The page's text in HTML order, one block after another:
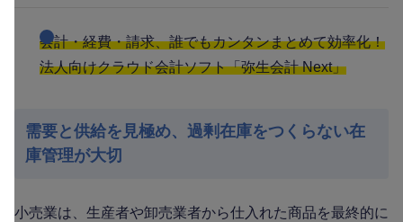
会計・経費・請求、誰でもカンタンまとめて効率化！
法人向けクラウド会計ソフト「弥生会計 Next」
需要と供給を見極め、過剰在庫をつくらない在
庫管理が大切
小売業は、生産者や卸売業者から仕入れた商品を最終的に